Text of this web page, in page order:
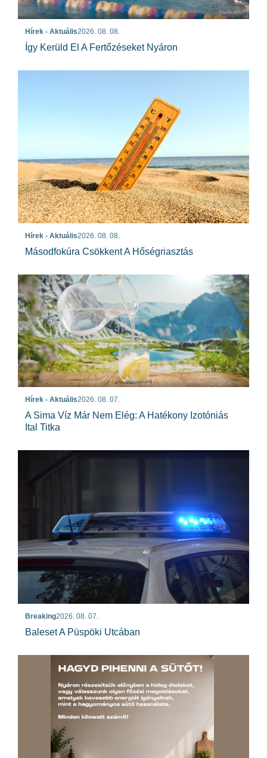
Hírek - Aktuális2026. 08. 08.
Így Kerüld El A Fertőzéseket Nyáron
Hírek - Aktuális2026. 08. 08.
Másodfokúra Csökkent A Hőségriasztás
Hírek - Aktuális2026. 08. 07.
A Sima Víz Már Nem Elég: A Hatékony Izotóniás
Ital Titka
Breaking2026. 08. 07.
Baleset A Püspöki Utcában